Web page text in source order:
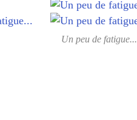
Un peu de fatigue...